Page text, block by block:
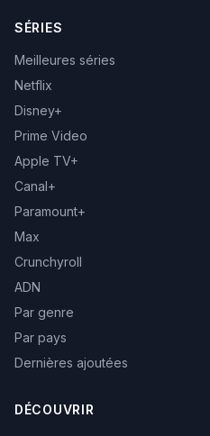
SÉRIES
Meilleures séries
Netflix
Disney+
Prime Video
Apple TV+
Canal+
Paramount+
Max
Crunchyroll
ADN
Par genre
Par pays
Dernières ajoutées
DÉCOUVRIR